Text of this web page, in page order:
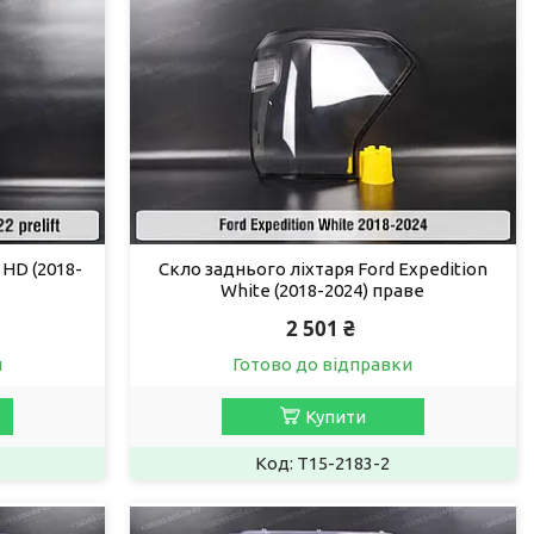
(2018-
Скло заднього ліхтаря Ford Expedition
White (2018-2024) праве
2 501 ₴
Готово до відправки
Купити
T15-2183-2